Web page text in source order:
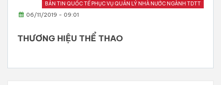
BẢN TIN QUỐC TẾ PHỤC VỤ QUẢN LÝ NHÀ NƯỚC NGÀNH TDTT
06/11/2019 - 09:01
THƯƠNG HIỆU THỂ THAO